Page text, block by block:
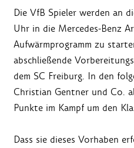
Die VfB Spieler werden an
Uhr in die Mercedes-Benz
Aufwärmprogramm zu
abschließende
dem SC Freiburg. In den
Christian Gentner und Co.
Punkte im Kampf um den
Dass sie dieses Vorhaben